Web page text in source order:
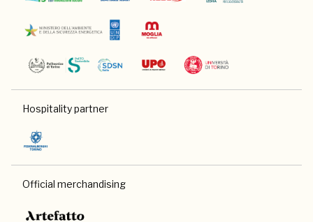
Hospitality partner
Official merchandising